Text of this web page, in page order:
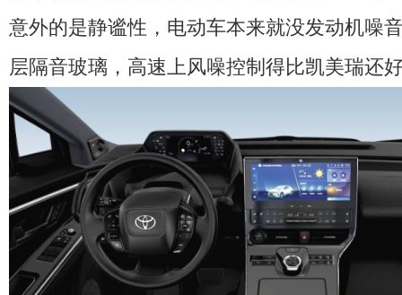
意外的是静谧性，电动车本来就没发动机噪
层隔音玻璃，高速上风噪控制得比凯美瑞还